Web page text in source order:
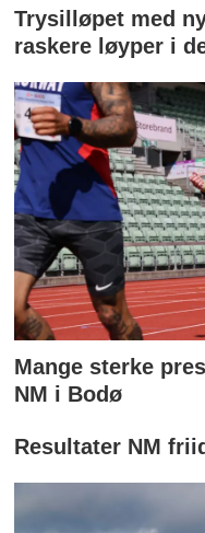
Trysilløpet med
raskere løyper i
Mange sterke
NM i Bodø
Resultater NM